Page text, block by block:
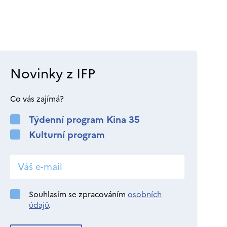
Novinky z IFP
Co vás zajímá?
Týdenní program Kina 35
Kulturní program
Souhlasím se zpracováním osobních
údajů.